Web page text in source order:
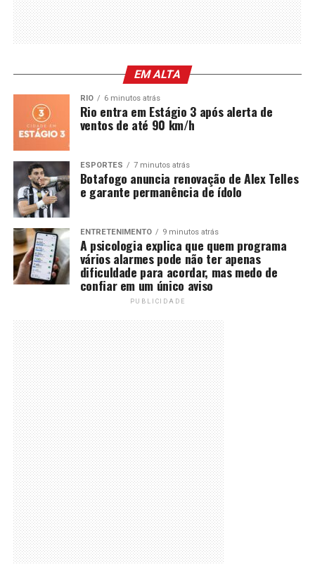
EM ALTA
RIO 6 minutos atrás
Rio entra em Estágio 3 após alerta de
ventos de até 90 km/h
ESPORTES 7 minutos atrás
Botafogo anuncia renovação de Alex Telles
e garante permanência de ídolo
ENTRETENIMENTO 9 minutos atrás
A psicologia explica que quem programa
vários alarmes pode não ter apenas
dificuldade para acordar, mas medo de
confiar em um único aviso
PUBLICIDADE